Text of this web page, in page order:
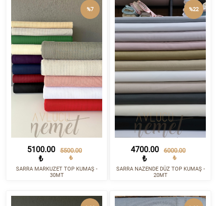
5100.00
₺
5500.00
₺
SARRA MARKUZET TOP KUMAŞ -
30MT
%7
4700.00
₺
6000.00
₺
SARRA NAZENDE DÜZ TOP KUMAŞ -
20MT
%22